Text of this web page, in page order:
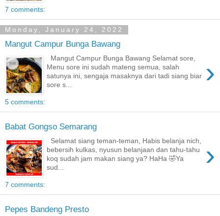
7 comments:
Monday, January 24, 2022
Mangut Campur Bunga Bawang
›
Mangut Campur Bunga Bawang Selamat sore,
Menu sore ini sudah mateng semua, salah
satunya ini, sengaja masaknya dari tadi siang biar
sore s...
5 comments:
Babat Gongso Semarang
›
Selamat siang teman-teman, Habis belanja nich,
bebersih kulkas, nyusun belanjaan dan tahu-tahu
koq sudah jam makan siang ya? HaHa 🤣Ya
sud...
7 comments:
Pepes Bandeng Presto